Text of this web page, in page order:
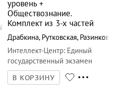
Драбкина ,
Интеллект-Центр: Единый
В КОРЗИНУ